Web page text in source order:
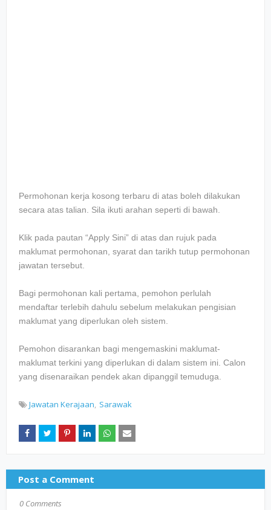
Permohonan kerja kosong terbaru di atas boleh dilakukan
secara atas talian. Sila ikuti arahan seperti di bawah.
Klik pada pautan “Apply Sini” di atas dan rujuk pada
maklumat permohonan, syarat dan tarikh tutup permohonan
jawatan tersebut.
Bagi permohonan kali pertama, pemohon perlulah
mendaftar terlebih dahulu sebelum melakukan pengisian
maklumat yang diperlukan oleh sistem.
Pemohon disarankan bagi mengemaskini maklumat-
maklumat terkini yang diperlukan di dalam sistem ini. Calon
yang disenaraikan pendek akan dipanggil temuduga.
Jawatan Kerajaan Sarawak
Post a Comment
0 Comments